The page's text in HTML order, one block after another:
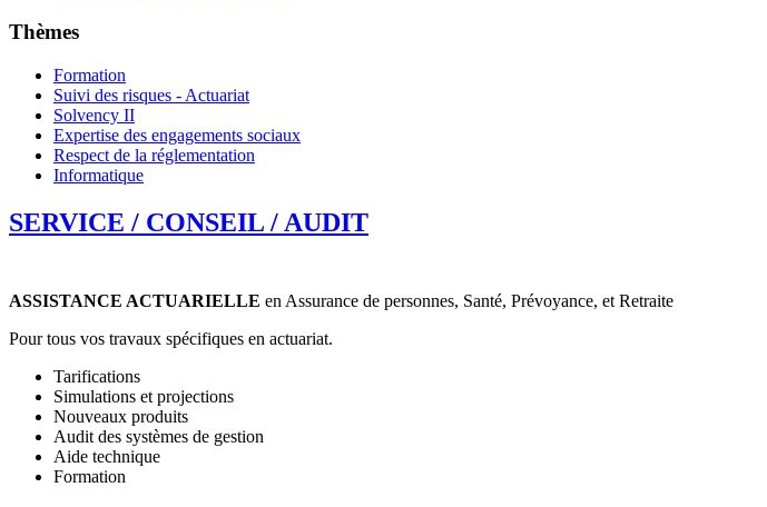
Thèmes
Formation
Suivi des risques - Actuariat
Solvency II
Expertise des engagements sociaux
Respect de la réglementation
Informatique
SERVICE / CONSEIL / AUDIT
ASSISTANCE ACTUARIELLE en Assurance de personnes, Santé, Prévoyance, et Retraite
Pour tous vos travaux spécifiques en actuariat.
Tarifications
Simulations et projections
Nouveaux produits
Audit des systèmes de gestion
Aide technique
Formation